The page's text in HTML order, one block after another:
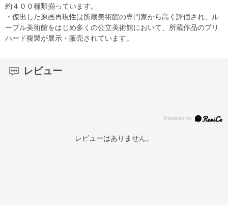
約４００種類揃っています。
・傑出した原画再現性は所蔵美術館の専門家から高く評価され、ル
ーブル美術館をはじめ多くの公立美術館において、所蔵作品のプリ
ハード複製が展示・販売されています。
レビュー
レビューはありません。